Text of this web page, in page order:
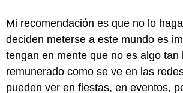
Mi recomendación es que no lo
deciden meterse a este mundo es
tengan en mente que no es algo tan
remunerado como se ve en las
pueden ver en fiestas, en eventos,